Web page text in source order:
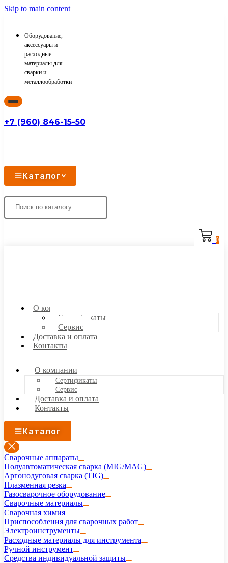
Skip to main content
Оборудование,
аксессуары и
расходные
материалы для
сварки и
металлообработки
+7 (960) 846-15-50
Каталог
0
О компании
Сертификаты
Сервис
Доставка и оплата
Контакты
О компании
Сертификаты
Сервис
Доставка и оплата
Контакты
Каталог
Сварочные аппараты
Полуавтоматическая сварка (MIG/MAG)
Аргонодуговая сварка (TIG)
Плазменная резка
Газосварочное оборудование
Сварочные материалы
Сварочная химия
Приспособления для сварочных работ
Электроинструменты
Расходные материалы для инструмента
Ручной инструмент
Средства индивидуальной защиты